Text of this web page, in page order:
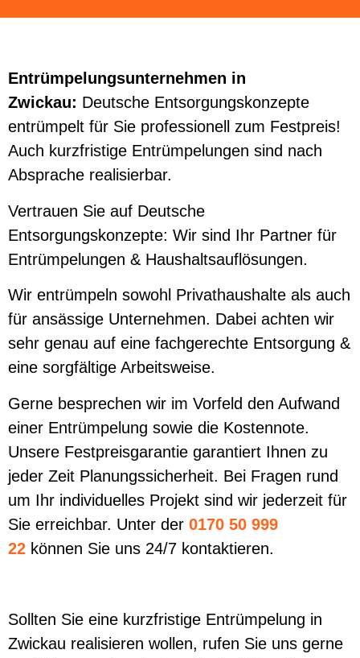
Entrümpelungsunternehmen in
Zwickau: Deutsche Entsorgungskonzepte
entrümpelt für Sie professionell zum Festpreis!
Auch kurzfristige Entrümpelungen sind nach
Absprache realisierbar.
Vertrauen Sie auf Deutsche
Entsorgungskonzepte: Wir sind Ihr Partner für
Entrümpelungen & Haushaltsauflösungen.
Wir entrümpeln sowohl Privathaushalte als auch
für ansässige Unternehmen. Dabei achten wir
sehr genau auf eine fachgerechte Entsorgung &
eine sorgfältige Arbeitsweise.
Gerne besprechen wir im Vorfeld den Aufwand
einer Entrümpelung sowie die Kostennote.
Unsere Festpreisgarantie garantiert Ihnen zu
jeder Zeit Planungssicherheit. Bei Fragen rund
um Ihr individuelles Projekt sind wir jederzeit für
Sie erreichbar. Unter der 0170 50 999
22 können Sie uns 24/7 kontaktieren.
Sollten Sie eine kurzfristige Entrümpelung in
Zwickau realisieren wollen, rufen Sie uns gerne